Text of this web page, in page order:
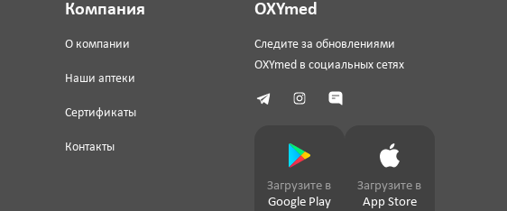
Компания
О компании
Наши аптеки
Сертификаты
Контакты
OXYmed
Следите за обновлениями
OXYmed в социальных сетях
Загрузите в
Google Play
Загрузите в
App Store